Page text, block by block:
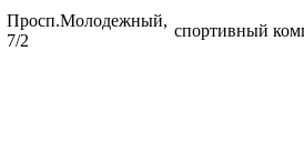
Просп.Молодежный,
7/2
спортивный